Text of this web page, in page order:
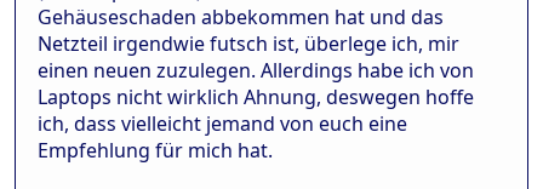
Gehäuseschaden abbekommen hat und das
Netzteil irgendwie futsch ist, überlege ich, mir
einen neuen zuzulegen. Allerdings habe ich von
Laptops nicht wirklich Ahnung, deswegen hoffe
ich, dass vielleicht jemand von euch eine
Empfehlung für mich hat.